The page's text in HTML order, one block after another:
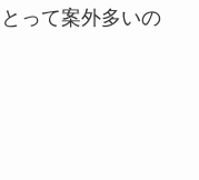
って案外多いの